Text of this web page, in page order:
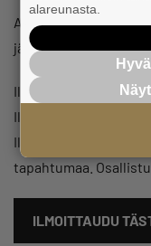
Aamukahvia tarjolla
jälkipuintia klo 9.00 –
Ilmoittaudu mukaan
Ilmoittaudu
Ilmoittautuminen
tapahtumaa.
ILMOITTAUDU
alareunasta.